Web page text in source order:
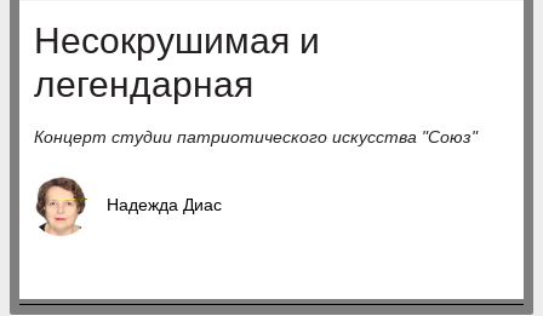
Несокрушимая и
легендарная
Концерт студии патриотического искусства "Союз"
Надежда Диас